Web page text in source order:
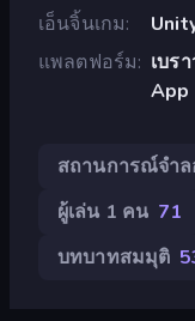
เอ็นจิ้นเกม
แพลตฟอร์ม
เบร
App
สถานการณ์จำล
ผู้เล่น 1 คน 71
บทบาทสมมุติ